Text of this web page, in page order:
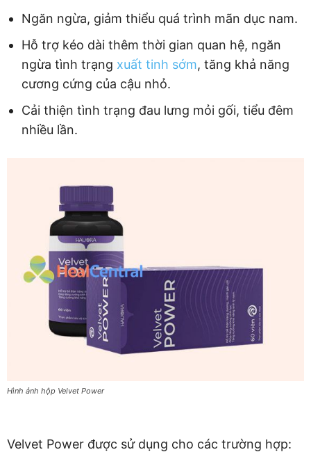
Ngăn ngừa, giảm thiểu quá trình mãn dục nam.
Hỗ trợ kéo dài thêm thời gian quan hệ, ngăn
ngừa tình trạng xuất tinh sớm, tăng khả năng
cương cứng của cậu nhỏ.
Cải thiện tình trạng đau lưng mỏi gối, tiểu đêm
nhiều lần.
Hình ảnh hộp Velvet Power
Velvet Power được sử dụng cho các trường hợp: